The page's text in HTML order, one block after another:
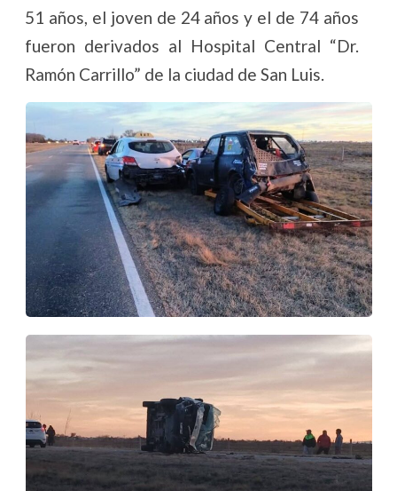
51 años, el joven de 24 años y el de 74 años
fueron derivados al Hospital Central “Dr.
Ramón Carrillo” de la ciudad de San Luis.